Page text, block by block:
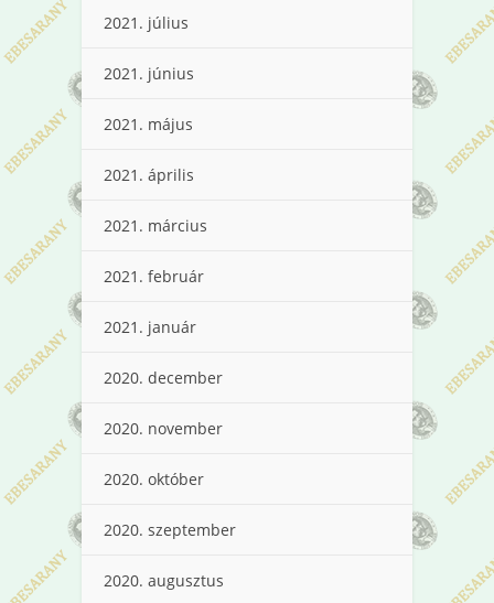
2021. július
2021. június
2021. május
2021. április
2021. március
2021. február
2021. január
2020. december
2020. november
2020. október
2020. szeptember
2020. augusztus